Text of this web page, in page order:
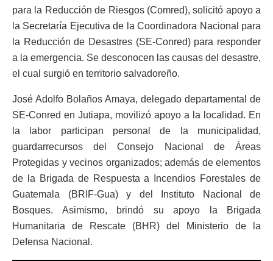
para la Reducción de Riesgos (Comred), solicitó apoyo a
la Secretaría Ejecutiva de la Coordinadora Nacional para
la Reducción de Desastres (SE-Conred) para responder
a la emergencia. Se desconocen las causas del desastre,
el cual surgió en territorio salvadoreño.
José Adolfo Bolaños Amaya, delegado departamental de
SE-Conred en Jutiapa, movilizó apoyo a la localidad. En
la labor participan personal de la municipalidad,
guardarrecursos del Consejo Nacional de Áreas
Protegidas y vecinos organizados; además de elementos
de la Brigada de Respuesta a Incendios Forestales de
Guatemala (BRIF-Gua) y del Instituto Nacional de
Bosques. Asimismo, brindó su apoyo la Brigada
Humanitaria de Rescate (BHR) del Ministerio de la
Defensa Nacional.